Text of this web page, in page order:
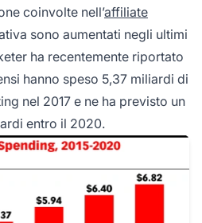
coinvolte nell’affiliate
sono aumentati negli ultimi
ha recentemente riportato
hanno speso 5,37 miliardi di
nel 2017 e ne ha previsto un
entro il 2020.